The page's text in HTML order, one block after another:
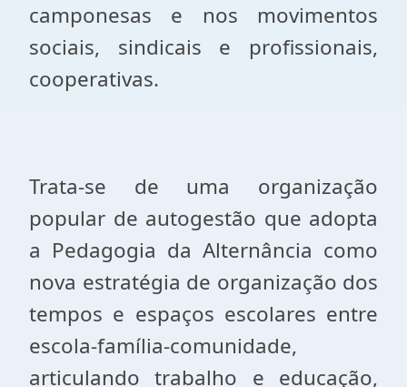
camponesas e nos movimentos
sociais, sindicais e profissionais,
cooperativas.
Trata-se de uma organização
popular de autogestão que adopta
a Pedagogia da Alternância como
nova estratégia de organização dos
tempos e espaços escolares entre
escola-família-comunidade,
articulando trabalho e educação,